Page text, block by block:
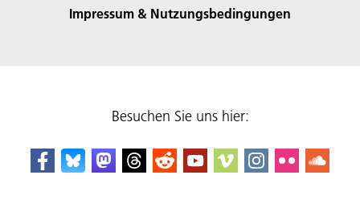
Impressum & Nutzungsbedingungen
Besuchen Sie uns hier: